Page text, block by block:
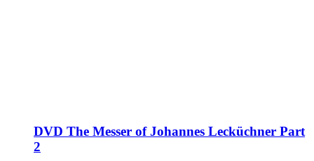
DVD The Messer of Johannes Lecküchner Part
2